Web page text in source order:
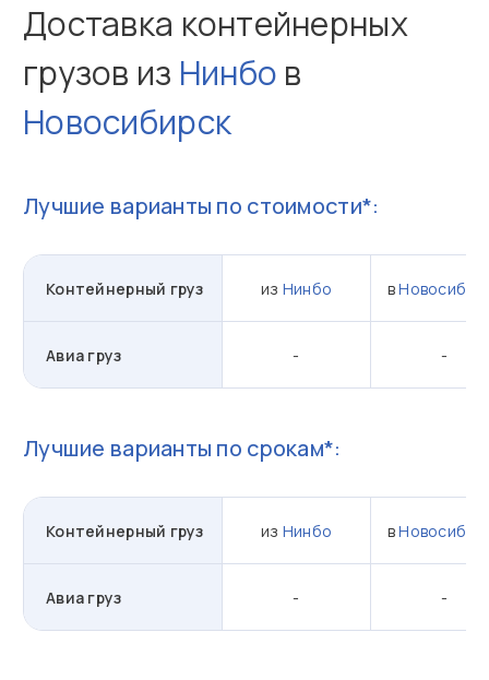
Доставка контейнерных
грузов из Нинбо в
Новосибирск
Лучшие варианты по стоимости*:
Контейнерный груз из Нинбо в
Авиа груз - -
Лучшие варианты по срокам*:
Контейнерный груз из Нинбо в
Авиа груз - -